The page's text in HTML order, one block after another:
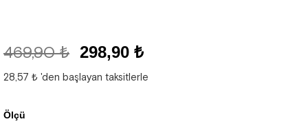
469,90 ₺ 298,90 ₺
28,57 ₺ 'den başlayan taksitlerle
Ölçü